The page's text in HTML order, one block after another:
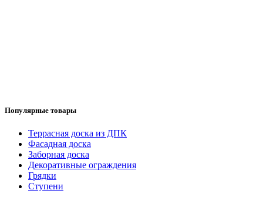
Популярные товары
Террасная доска из ДПК
Фасадная доска
Заборная доска
Декоративные ограждения
Грядки
Ступени